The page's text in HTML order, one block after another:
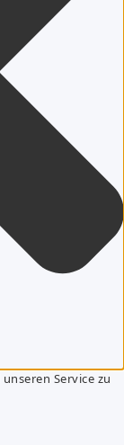
Service zu